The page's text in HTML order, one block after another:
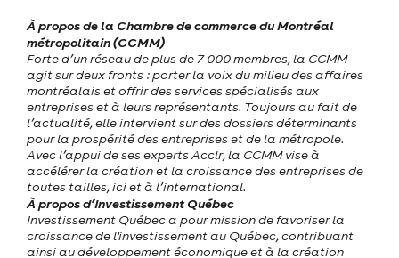
À propos de la Chambre de commerce du Montréal
métropolitain (CCMM)
Forte d’un réseau de plus de 7 000 membres, la CCMM
agit sur deux fronts : porter la voix du milieu des affaires
montréalais et offrir des services spécialisés aux
entreprises et à leurs représentants. Toujours au fait de
l’actualité, elle intervient sur des dossiers déterminants
pour la prospérité des entreprises et de la métropole.
Avec l’appui de ses experts Acclr, la CCMM vise à
accélérer la création et la croissance des entreprises de
toutes tailles, ici et à l’international.
À propos d’Investissement Québec
Investissement Québec a pour mission de favoriser la
croissance de l'investissement au Québec, contribuant
ainsi au développement économique et à la création